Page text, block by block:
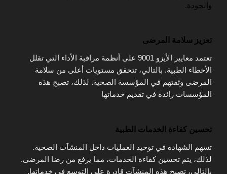
والجودة.
تعزيز سلامة المرضى
تعتمد معايير الأيزو 9001 على أنظمة مراقبة الأداء التي تقلل
الأخطاء الطبية. بالتالي، تتحقق مستويات أعلى من سلامة
المرضى وثقتهم في المؤسسة الصحية. لذلك، تصبح هذه
المؤسسات رائدة في تقديم خدماتها
تحسين كفاءة الخدمات الطبية
تسهم الشهادة في توحيد العمليات داخل المنشآت الصحية.
لذلك، يتم تحسين كفاءة الخدمات، مما يرفع من رضا المرضى.
بالتالي، تصبح هذه المنشآت قادرة على التوسع في خدماتها.